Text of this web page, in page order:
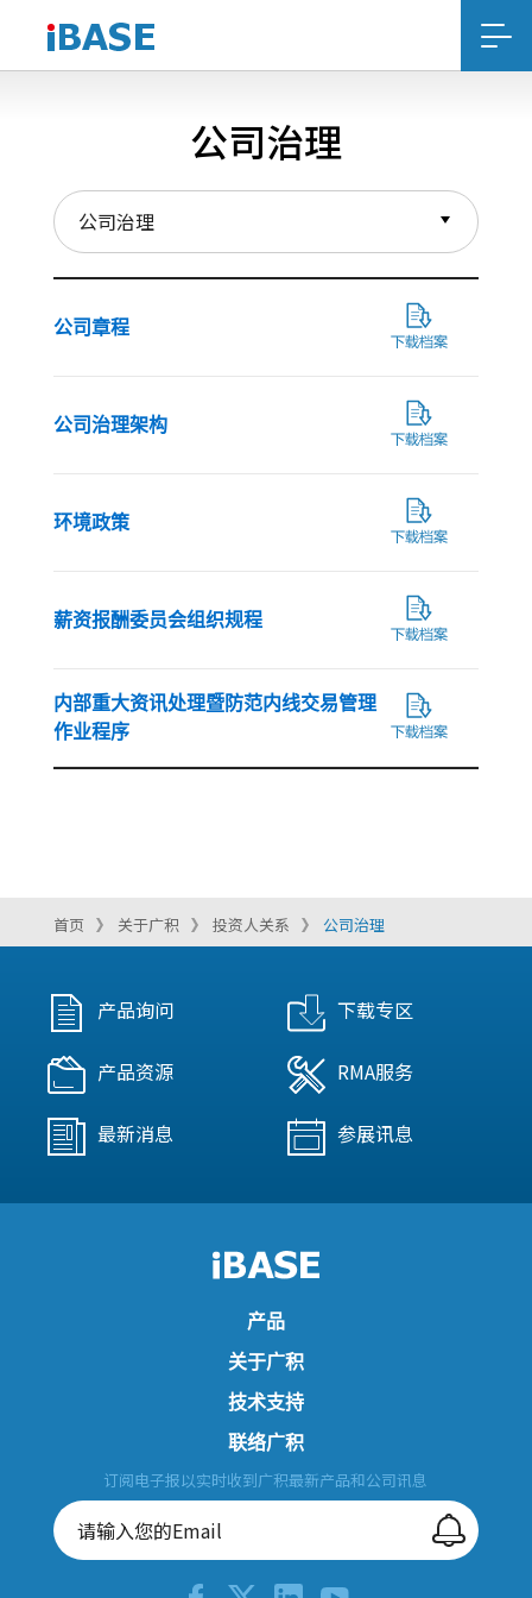
公司治理
公司章程
公司治理架构
环境政策
薪资报酬委员会组织规程
内部重大资讯处理暨防范内线交易管理
作业程序
首页 关于广积 投资人关系 公司治理
产品询问 下载专区
产品资源 RMA服务
最新消息 参展讯息
产品
关于广积
技术支持
联络广积
订阅电子报以实时收到广积最新产品和公司讯息